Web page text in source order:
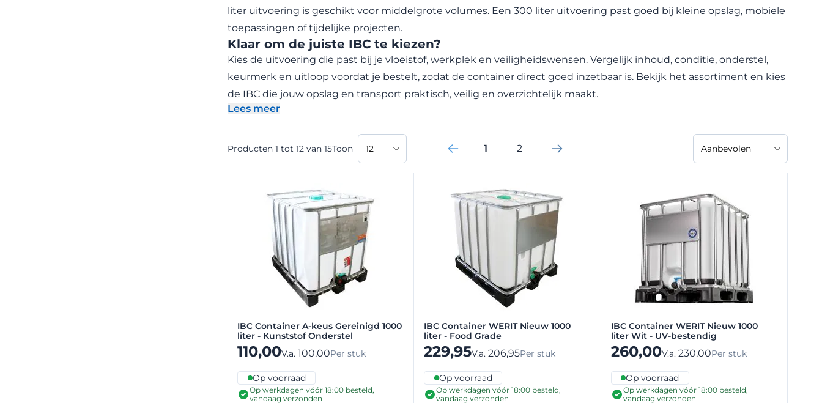
liter uitvoering is geschikt voor middelgrote volumes. Een 300 liter uitvoering past goed bij kleine opslag, mobiele
toepassingen of tijdelijke projecten.
Klaar om de juiste IBC te kiezen?
Kies de uitvoering die past bij je vloeistof, werkplek en veiligheidswensen. Vergelijk inhoud, conditie, onderstel,
keurmerk en uitloop voordat je bestelt, zodat de container direct goed inzetbaar is. Bekijk het assortiment en kies
de IBC die jouw opslag en transport praktisch, veilig en overzichtelijk maakt.
Lees meer
Producten 1 tot 12 van 15Toon Je leest momenteel pagina
1 Pagina
2
IBC Container A-keus Gereinigd 1000
liter - Kunststof Onderstel
110,00V.a. 100,00Per stuk
Op voorraad
Op werkdagen vóór 18:00 besteld,
vandaag verzonden
IBC Container WERIT Nieuw 1000
liter - Food Grade
229,95V.a. 206,95Per stuk
Op voorraad
Op werkdagen vóór 18:00 besteld,
vandaag verzonden
IBC Container WERIT Nieuw 1000
liter Wit - UV-bestendig
260,00V.a. 230,00Per stuk
Op voorraad
Op werkdagen vóór 18:00 besteld,
vandaag verzonden